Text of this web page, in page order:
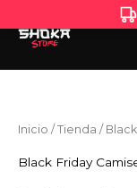
al
Inicio / Tienda /
Black Friday